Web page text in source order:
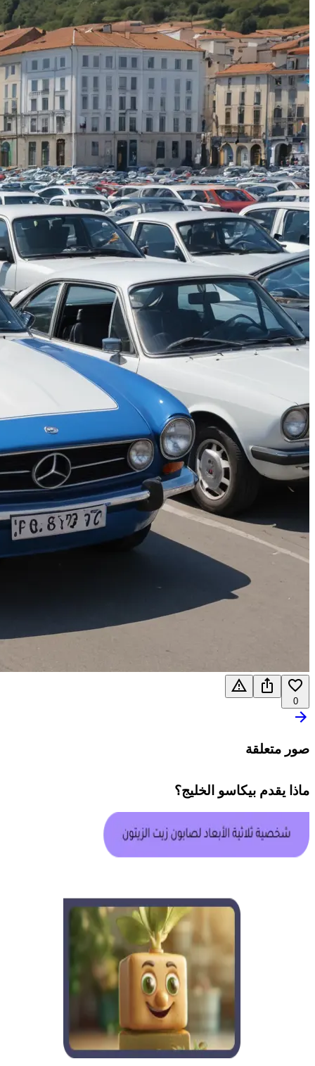
0
صور متعلقة
ماذا يقدم بيكاسو الخليج؟